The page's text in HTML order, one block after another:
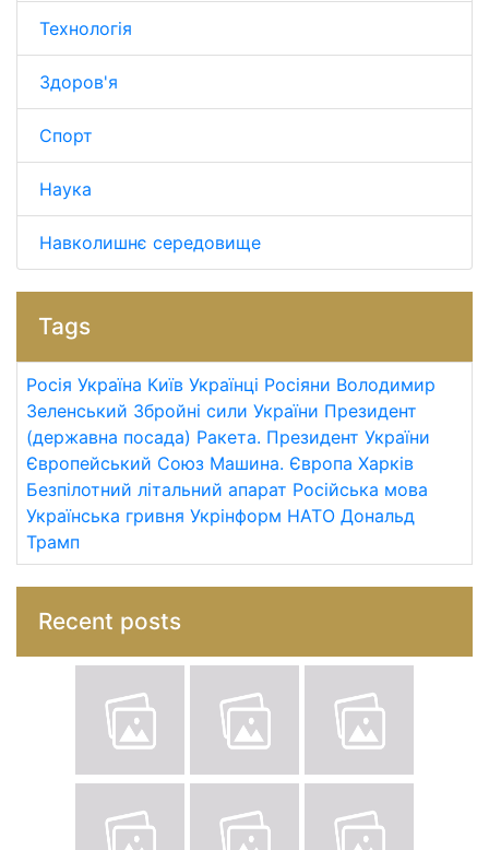
Технологія
Здоров'я
Спорт
Наука
Навколишнє середовище
Tags
Росія Україна Київ Українці Росіяни Володимир
Зеленський Збройні сили України Президент
(державна посада) Ракета. Президент України
Європейський Союз Машина. Європа Харків
Безпілотний літальний апарат Російська мова
Українська гривня Укрінформ НАТО Дональд
Трамп
Recent posts